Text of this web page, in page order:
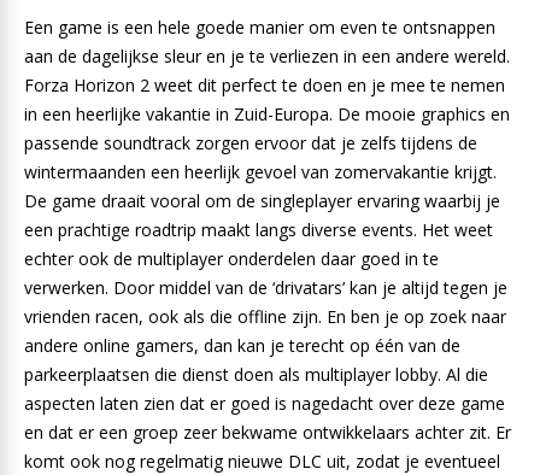
Een game is een hele goede manier om even te ontsnappen
aan de dagelijkse sleur en je te verliezen in een andere wereld.
Forza Horizon 2 weet dit perfect te doen en je mee te nemen
in een heerlijke vakantie in Zuid-Europa. De mooie graphics en
passende soundtrack zorgen ervoor dat je zelfs tijdens de
wintermaanden een heerlijk gevoel van zomervakantie krijgt.
De game draait vooral om de singleplayer ervaring waarbij je
een prachtige roadtrip maakt langs diverse events. Het weet
echter ook de multiplayer onderdelen daar goed in te
verwerken. Door middel van de ‘drivatars’ kan je altijd tegen je
vrienden racen, ook als die offline zijn. En ben je op zoek naar
andere online gamers, dan kan je terecht op één van de
parkeerplaatsen die dienst doen als multiplayer lobby. Al die
aspecten laten zien dat er goed is nagedacht over deze game
en dat er een groep zeer bekwame ontwikkelaars achter zit. Er
komt ook nog regelmatig nieuwe DLC uit, zodat je eventueel